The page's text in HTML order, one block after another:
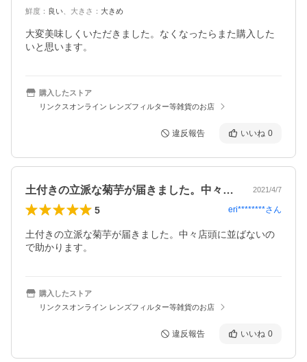
鮮度 ： 良い 大きさ ： 大きめ
大変美味しくいただきました。なくなったらまた購入した
いと思います。
購入したストア
リンクスオンライン レンズフィルター等雑貨のお店
違反報告 いいね 0
土付きの立派な菊芋が届きました。中々店… 2021/4/7
5 eri********さん
土付きの立派な菊芋が届きました。中々店頭に並ばないの
で助かります。
購入したストア
リンクスオンライン レンズフィルター等雑貨のお店
違反報告 いいね 0